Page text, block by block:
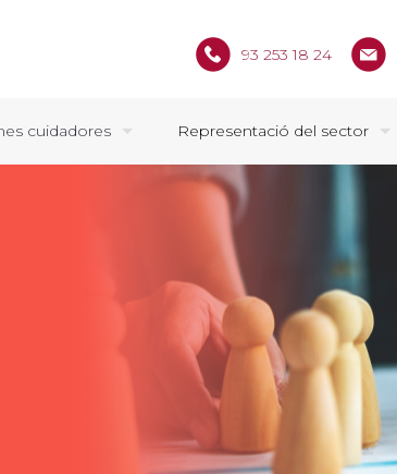
cuidadores Representació del sector
93 253 18 24